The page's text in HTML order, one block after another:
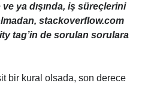
ya dışında, iş süreçlerini
stackoverflow.com
tag’in de sorulan sorulara
bir kural olsada, son derece